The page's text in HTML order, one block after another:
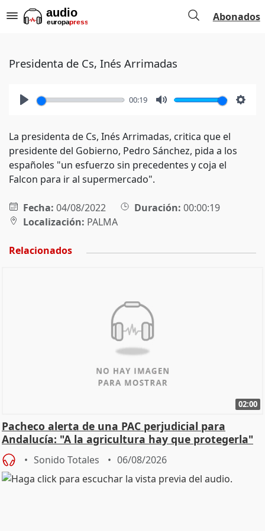
Abonados
Presidenta de Cs, Inés Arrimadas
00:19
La presidenta de Cs, Inés Arrimadas, critica que el
presidente del Gobierno, Pedro Sánchez, pida a los
españoles "un esfuerzo sin precedentes y coja el
Falcon para ir al supermercado".
Fecha: 04/08/2022 Duración: 00:00:19
Localización: PALMA
Relacionados
02:00
Pacheco alerta de una PAC perjudicial para
Andalucía: "A la agricultura hay que protegerla"
Sonido Totales 06/08/2026